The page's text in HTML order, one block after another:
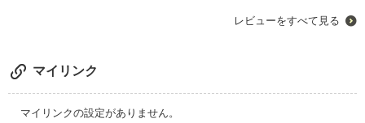
レビューをすべて見る
マイリンク
マイリンクの設定がありません。